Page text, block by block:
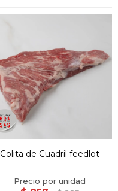
Colita de Cuadril feedlot